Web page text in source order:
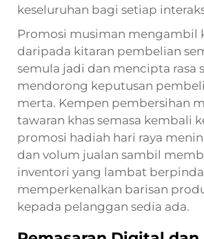
keseluruhan bagi setiap
Promosi musiman mengambil
daripada kitaran pembelian
semula jadi dan mencipta rasa
mendorong keputusan
merta. Kempen pembersihan
tawaran khas semasa kembali
promosi hadiah hari raya
dan volum jualan sambil
inventori yang lambat
memperkenalkan barisan
kepada pelanggan sedia ada.